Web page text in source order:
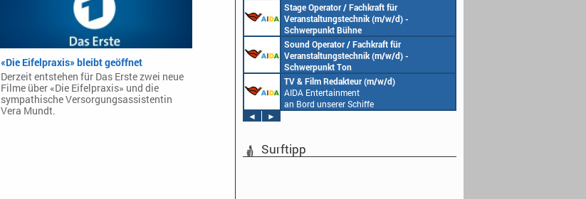
«Die Eifelpraxis» bleibt geöffnet
Derzeit entstehen für Das Erste zwei neue
Filme über «Die Eifelpraxis» und die
sympathische Versorgungsassistentin
Vera Mundt.
Stage Operator / Fachkraft für
Veranstaltungstechnik (m/w/d) -
Schwerpunkt Bühne
AIDA Entertainment
an Bord unserer Schiffe
Sound Operator / Fachkraft für
Veranstaltungstechnik (m/w/d) -
Schwerpunkt Ton
AIDA Entertainment
an Bord unserer Schiffe
TV & Film Redakteur (m/w/d)
AIDA Entertainment
an Bord unserer Schiffe
◄
►
Surftipp